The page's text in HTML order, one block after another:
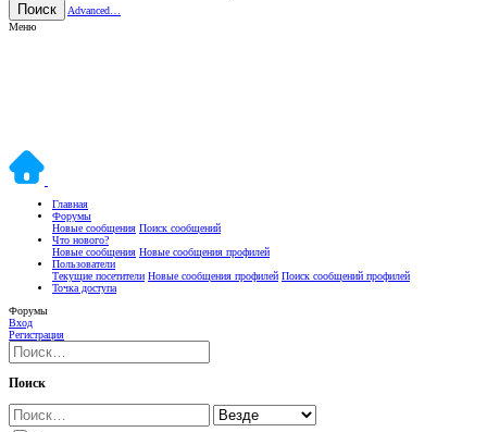
Поиск
Advanced…
Меню
Главная
Форумы
Новые сообщения Поиск сообщений
Что нового?
Новые сообщения Новые сообщения профилей
Пользователи
Текущие посетители Новые сообщения профилей Поиск сообщений профилей
Точка доступа
Форумы
Вход
Регистрация
Поиск